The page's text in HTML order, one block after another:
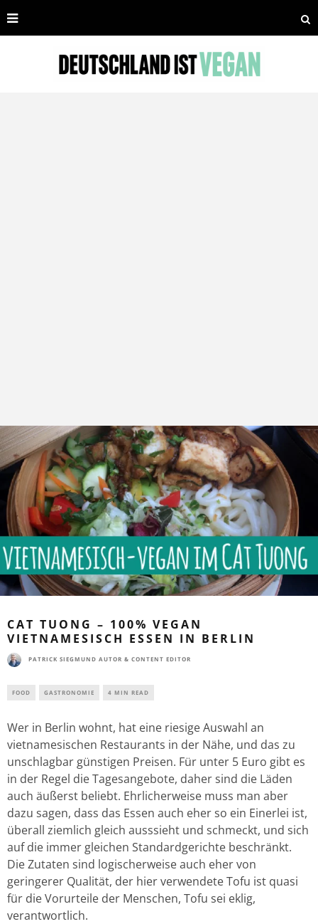
CAT TUONG – 100% VEGAN
VIETNAMESISCH ESSEN IN BERLIN
PATRICK SIEGMUND AUTOR & CONTENT EDITOR
FOOD GASTRONOMIE 4 MIN READ
Wer in Berlin wohnt, hat eine riesige Auswahl an
vietnamesischen Restaurants in der Nähe, und das zu
unschlagbar günstigen Preisen. Für unter 5 Euro gibt es
in der Regel die Tagesangebote, daher sind die Läden
auch äußerst beliebt. Ehrlicherweise muss man aber
dazu sagen, dass das Essen auch eher so ein Einerlei ist,
überall ziemlich gleich ausssieht und schmeckt, und sich
auf die immer gleichen Standardgerichte beschränkt.
Die Zutaten sind logischerweise auch eher von
geringerer Qualität, der hier verwendete Tofu ist quasi
für die Vorurteile der Menschen, Tofu sei eklig,
verantwortlich.